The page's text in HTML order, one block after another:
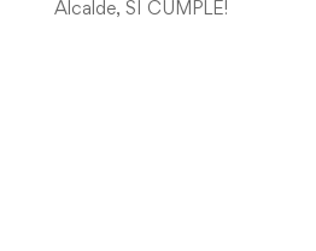
Alcalde, SI CUMPLE!